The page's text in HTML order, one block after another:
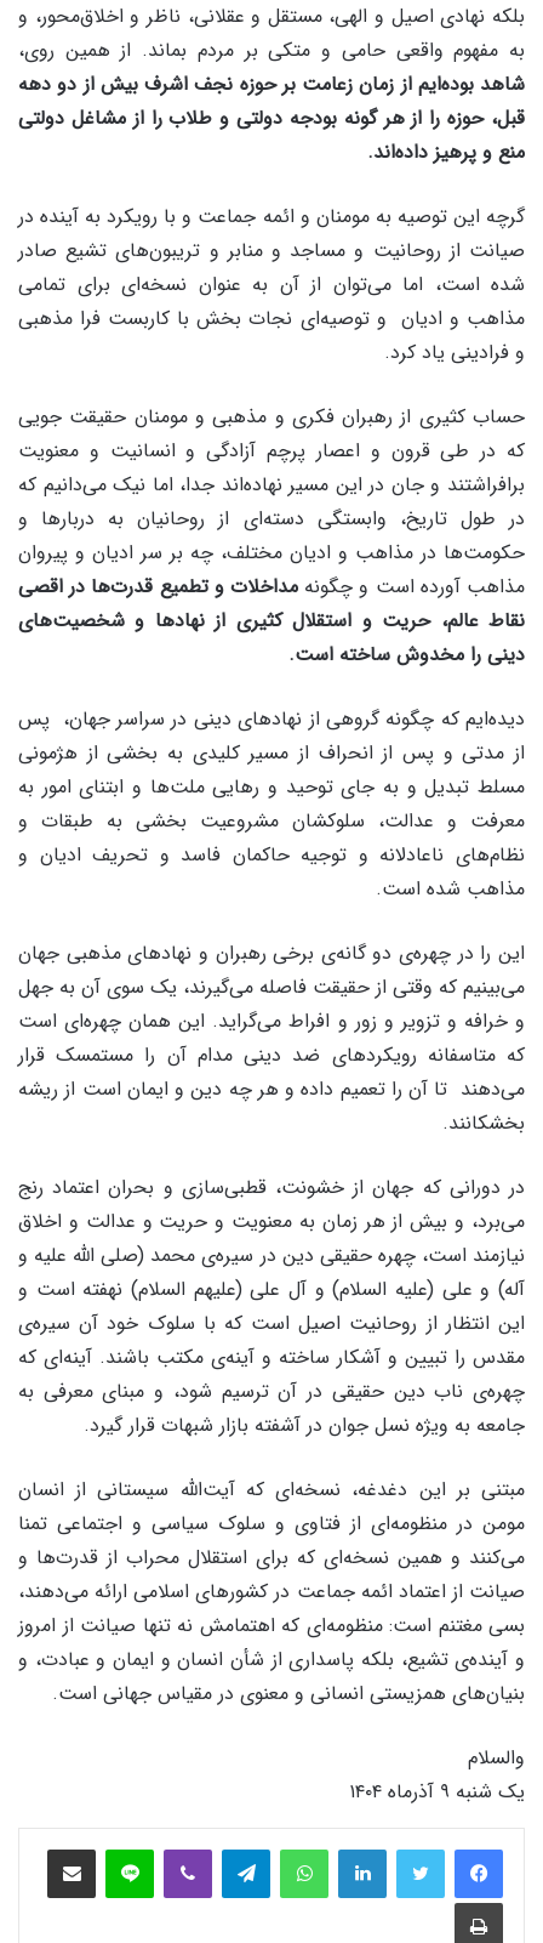
بلکه نهادی اصیل و الهی، مستقل و عقلانی، ناظر و اخلاق‌محور، و
به مفهوم واقعی حامی و متکی بر مردم بماند. از همین روی،
شاهد بوده‌ایم از زمان زعامت بر حوزه نجف اشرف بیش از دو دهه
قبل، حوزه را از هر گونه بودجه دولتی و طلاب را از مشاغل دولتی
منع و پرهیز داده‌اند.
گرچه این توصیه به مومنان و ائمه جماعت و با رویکرد به آینده در
صیانت از روحانیت و مساجد و منابر و تریبون‌های تشیع صادر
شده است، اما می‌توان از آن به عنوان نسخه‌ای برای تمامی
مذاهب و ادیان و توصیه‌ای نجات بخش با کاربست فرا مذهبی
و فرادینی یاد کرد.
حساب کثیری از رهبران فکری و مذهبی و مومنان حقیقت جویی
که در طی قرون و اعصار پرچم آزادگی و انسانیت و معنویت
برافراشتند و جان در این مسیر نهاده‌اند جدا، اما نیک می‌دانیم که
در طول تاریخ، وابستگی دسته‌ای از روحانیان به دربارها و
حکومت‌ها در مذاهب و ادیان مختلف، چه بر سر ادیان و پیروان
مذاهب آورده است و چگونه مداخلات و تطمیع قدرت‌ها در اقصی
نقاط عالم، حریت و استقلال کثیری از نهادها و شخصیت‌های
دینی را مخدوش ساخته است.
دیده‌ایم که چگونه گروهی از نهادهای دینی در سراسر جهان، پس
از مدتی و پس از انحراف از مسیر کلیدی به بخشی از هژمونی
مسلط تبدیل و به جای توحید و رهایی ملت‌ها و ابتنای امور به
معرفت و عدالت، سلوکشان مشروعیت بخشی به طبقات و
نظام‌های ناعادلانه و توجیه حاکمان فاسد و تحریف ادیان و
مذاهب شده است.
این را در چهره‌ی دو گانه‌ی برخی رهبران و نهادهای مذهبی جهان
می‌بینیم که وقتی از حقیقت فاصله می‌گیرند، یک سوی آن به جهل
و خرافه و تزویر و زور و افراط می‌گراید. این همان چهره‌ای است
که متاسفانه رویکردهای ضد دینی مدام آن را مستمسک قرار
می‌دهند تا آن را تعمیم داده و هر چه دین و ایمان است از ریشه
بخشکانند.
در دورانی که جهان از خشونت، قطبی‌سازی و بحران اعتماد رنج
می‌برد، و بیش از هر زمان به معنویت و حریت و عدالت و اخلاق
نیازمند است، چهره حقیقی دین در سیره‌ی محمد (صلی الله علیه و
آله) و علی (علیه السلام) و آل علی (علیهم السلام) نهفته است و
این انتظار از روحانیت اصیل است که با سلوک خود آن سیره‌ی
مقدس را تبیین و آشکار ساخته و آینه‌ی مکتب باشند. آینه‌ای که
چهره‌ی ناب دین حقیقی در آن ترسیم شود، و مبنای معرفی به
جامعه به ویژه نسل جوان در آشفته بازار شبهات قرار گیرد.
مبتنی بر این دغدغه، نسخه‌ای که آیت‌الله سیستانی از انسان
مومن در منظومه‌ای از فتاوی و سلوک سیاسی و اجتماعی تمنا
می‌کنند و همین نسخه‌ای که برای استقلال محراب از قدرت‌ها و
صیانت از اعتماد ائمه جماعت در کشورهای اسلامی ارائه می‌دهند،
بسی مغتنم است: منظومه‌ای که اهتمامش نه تنها صیانت از امروز
و آینده‌ی تشیع، بلکه پاسداری از شأن انسان و ایمان و عبادت، و
بنیان‌های همزیستی انسانی و معنوی در مقیاس جهانی است.
والسلام
یک شنبه ۹ آذرماه ۱۴۰۴
فیس بوک لینکدین واتس آپ لاین
چاپ